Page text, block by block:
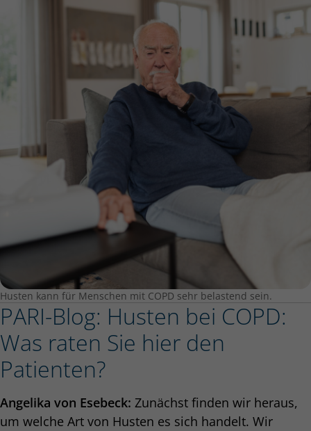
Husten kann für Menschen mit COPD sehr belastend sein.
PARI-Blog: Husten bei COPD:
Was raten Sie hier den
Patienten?
Angelika von Esebeck: Zunächst finden wir heraus,
um welche Art von Husten es sich handelt. Wir